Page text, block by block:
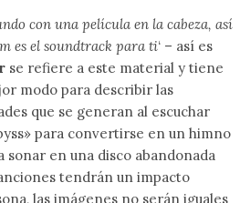
con una película en la cabeza, así
es el soundtrack para ti‘ – así es
se refiere a este material y tiene
modo para describir las
que se generan al escuchar
para convertirse en un himno
en una disco abandonada
tendrán un impacto
las imágenes no serán iguales